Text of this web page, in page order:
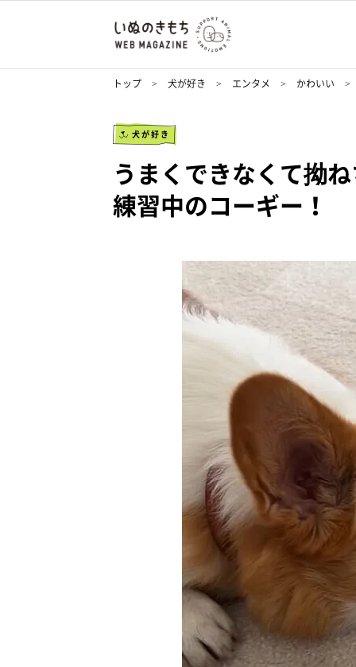
トップ 犬が好き エンタメ かわいい
犬が好き
うまくできなくて拗
練習中のコーギー！